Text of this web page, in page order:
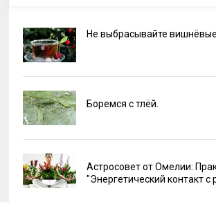
Не выбрасывайте
Боремся с тлёй.
Астросовет от Омелии:
"Энергетический контакт с